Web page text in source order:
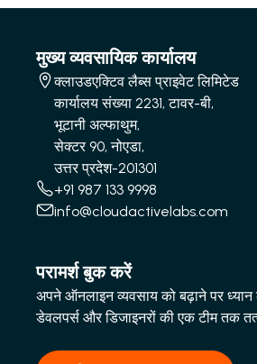
मुख्य व्यवसायिक कार्यालय
क्लाउडएक्टिव लैब्स प्राइवेट लिमिटेड
कार्यालय संख्या 2231, टावर-बी,
भूटानी अल्फाथुम,
सेक्टर 90, नोएडा,
उत्तर प्रदेश-201301
+91 987 133 9998
info@cloudactivelabs.com
परामर्श बुक करें
अपने ऑनलाइन व्यवसाय को बढ़ाने पर ध्यान
डेवलपर्स और डिजाइनरों की एक टीम तक